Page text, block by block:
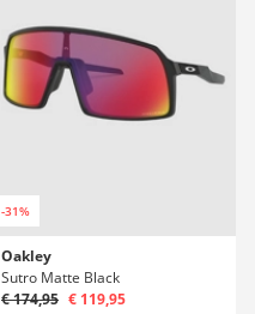
-31%
Oakley
Sutro Matte Black
€ 174,95 € 119,95